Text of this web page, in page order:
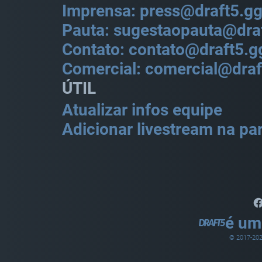
Imprensa: press@draft5.gg
Pauta:
Contato:
Comercial:
ÚTIL
Atualizar infos equipe
Adicionar livestream na
é
© 2017-